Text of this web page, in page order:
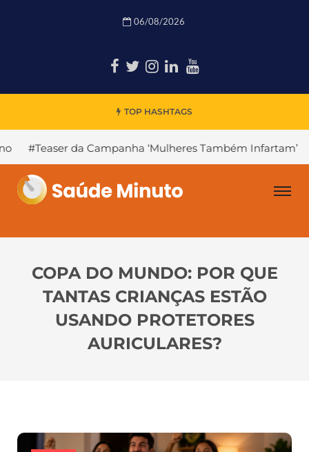
06/08/2026
TOP HASHTAGS
‘Mulheres Também Infartam’ #Declínio
COPA DO MUNDO: POR QUE
TANTAS CRIANÇAS ESTÃO
USANDO PROTETORES
AURICULARES?